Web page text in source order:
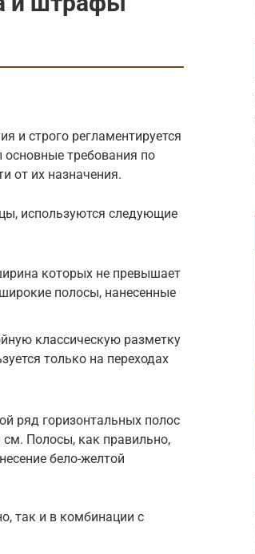
и строго регламентируется
требования по
от их назначения.
используются следующие
которых не превышает
полосы, нанесенные
классическую разметку
только на переходах
ряд горизонтальных полос
см. Полосы, как правильно,
бело-желтой
так и в комбинации с